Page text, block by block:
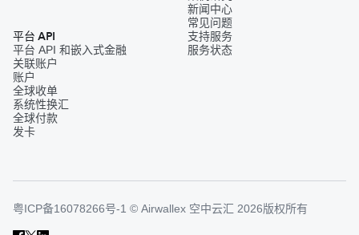
平台 API
平台 API 和嵌入式金融
关联账户
账户
全球收单
系统性换汇
全球付款
发卡
新闻中心
常见问题
支持服务
服务状态
粤ICP备16078266号-1 © Airwallex 空中云汇 2026版权所有